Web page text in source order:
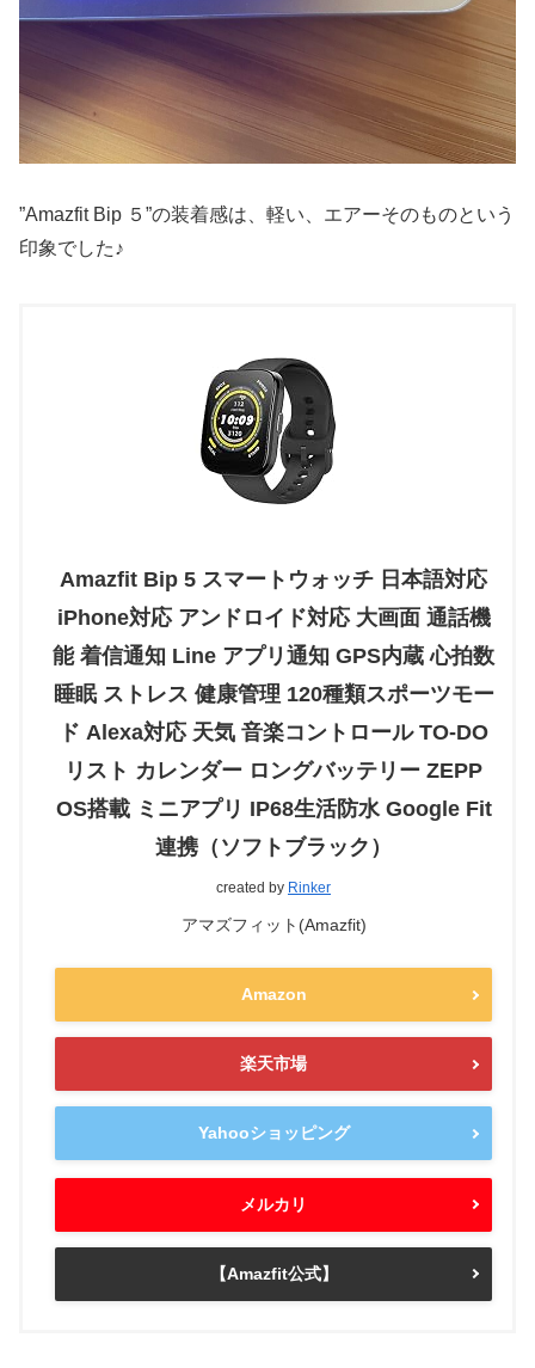
”Amazfit Bip ５”の装着感は、軽い、エアーそのものという
印象でした♪
Amazfit Bip 5 スマートウォッチ 日本語対応
iPhone対応 アンドロイド対応 大画面 通話機
能 着信通知 Line アプリ通知 GPS内蔵 心拍数
睡眠 ストレス 健康管理 120種類スポーツモー
ド Alexa対応 天気 音楽コントロール TO-DO
リスト カレンダー ロングバッテリー ZEPP
OS搭載 ミニアプリ IP68生活防水 Google Fit
連携（ソフトブラック）
created by Rinker
アマズフィット(Amazfit)
Amazon
楽天市場
Yahooショッピング
メルカリ
【Amazfit公式】